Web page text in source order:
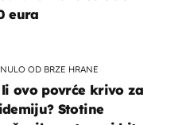
eura
OD BRZE HRANE
ovo povrće krivo za
Stotine